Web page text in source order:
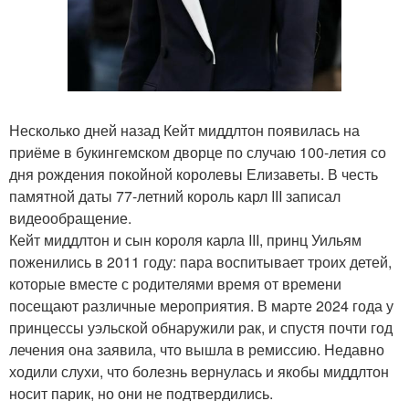
Несколько дней назад Кейт миддлтон появилась на
приёме в букингемском дворце по случаю 100-летия со
дня рождения покойной королевы Елизаветы. В честь
памятной даты 77-летний король карл III записал
видеообращение.
Кейт миддлтон и сын короля карла III, принц Уильям
поженились в 2011 году: пара воспитывает троих детей,
которые вместе с родителями время от времени
посещают различные мероприятия. В марте 2024 года у
принцессы уэльской обнаружили рак, и спустя почти год
лечения она заявила, что вышла в ремиссию. Недавно
ходили слухи, что болезнь вернулась и якобы миддлтон
носит парик, но они не подтвердились.